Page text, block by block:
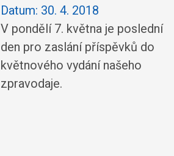
Datum: 30. 4. 2018
V pondělí 7. května je poslední
den pro zaslání příspěvků do
květnového vydání našeho
zpravodaje.